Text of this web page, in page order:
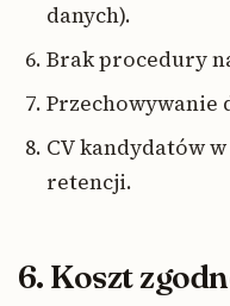
danych).
Brak procedury
Przechowywanie
CV kandydatów
retencji.
6. Koszt